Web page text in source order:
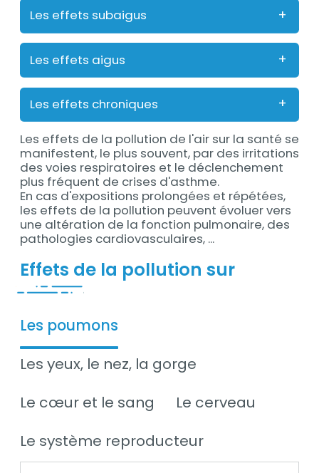
Les effets subaigus
Les effets aigus
Les effets chroniques
Les effets de la pollution de l'air sur la santé se
manifestent, le plus souvent, par des irritations
des voies respiratoires et le déclenchement
plus fréquent de crises d'asthme.
En cas d'expositions prolongées et répétées,
les effets de la pollution peuvent évoluer vers
une altération de la fonction pulmonaire, des
pathologies cardiovasculaires, ...
Titre
Effets de la pollution sur
Les poumons
Les yeux, le nez, la gorge
Le cœur et le sang
Le cerveau
Le système reproducteur